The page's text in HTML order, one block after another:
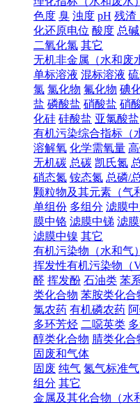
色度 臭 浊度 pH 残渣
化还原电位 酸度 总
二氧化氯 其它
无机非金属（水和废
单标溶液 混标溶液
氯 氯化物 氟化物 碘
盐 磷酸盐 硝酸盐 硝
化硅 硅酸盐 亚氯酸盐
有机污染综合指标（
溶解氧 化学需氧量
无机碳 总碳 凯氏氮
硝态氮 铵态氮 总磷/
颗粒物及其元素（气
单组份 多组分 滤膜
膜中铬 滤膜中锑 滤
滤膜中镍 其它
有机污染物（水和气）
挥发性有机污染物（
醛 挥发酚 石油类 苯
类化合物 苯胺类化合
氯农药 有机磷农药
多环芳烃 二噁英类
醇类化合物 腈类化合
固废和气体
固废 纯气 氮气标准气
组分 其它
金属及其化合物（水